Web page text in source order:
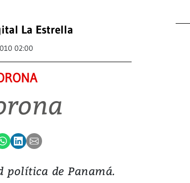
La Estrella
02:00
política de Panamá.